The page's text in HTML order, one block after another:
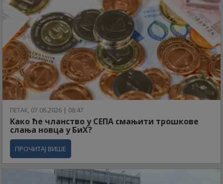
ПЕТАК, 07.08.2026 | 08:47
Како ће чланство у СЕПА смањити трошкове
слања новца у БиХ?
ПРОЧИТАЈ ВИШЕ